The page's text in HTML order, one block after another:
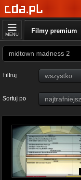
MENU Filmy premium
Filtruj
Sortuj po